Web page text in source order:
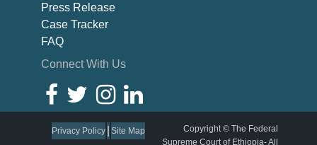
Press Release
Case Tracker
FAQ
Connect With Us
Privacy Policy Site Map
Copyright © The Federal
Supreme Court of Ethiopia- All